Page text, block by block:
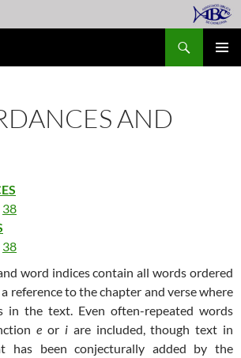
AND
38
38
word indices contain all words ordered
reference to the chapter and verse where
in the text. Even often-repeated words
e or iare included, though text in
has been conjecturally added by the